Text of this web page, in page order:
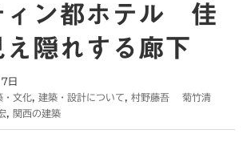
ィン都ホテル 佳
隠れする廊下
日
・文化 建築・設計について
村野藤吾 菊竹清
関西の建築